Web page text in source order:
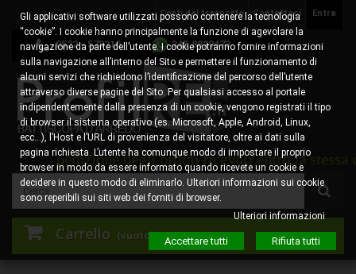
Entra
Contattaci
Costi del trasporto
0522 - 578310 345.8829473
Carrello (vuoto)
degli ordini ricevuti entro la stessa data. Gli
Gli applicativi software utilizzati possono contenere la tecnologia
“cookie”. I cookie hanno principalmente la funzione di agevolare la
navigazione da parte dell’utente. I cookie potranno fornire informazioni
sulla navigazione all’interno del Sito e permettere il funzionamento di
alcuni servizi che richiedono l’identificazione del percorso dell’utente
attraverso diverse pagine del Sito. Per qualsiasi accesso al portale
indipendentemente dalla presenza di un cookie, vengono registrati il tipo
di browser il sistema operativo (es. Microsoft, Apple, Android, Linux,
ecc…), l’Host e l’URL di provenienza del visitatore, oltre ai dati sulla
pagina richiesta. L’utente ha comunque modo di impostare il proprio
browser in modo da essere informato quando ricevete un cookie e
decidere in questo modo di eliminarlo. Ulteriori informazioni sui cookie
sono reperibili sui siti web dei forniti di browser.
Ulteriori informazioni
Accettare tutti Rifiuta tutti